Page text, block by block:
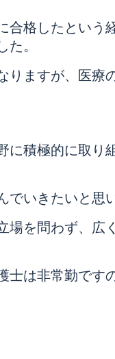
合格したという
。
りますが、医療
に積極的に取り
いきたいと思
を問わず、広
士は非常勤です